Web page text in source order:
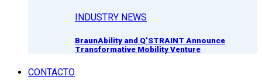
INDUSTRY NEWS
BraunAbility and Q’STRAINT Announce
Transformative Mobility Venture
CONTACTO